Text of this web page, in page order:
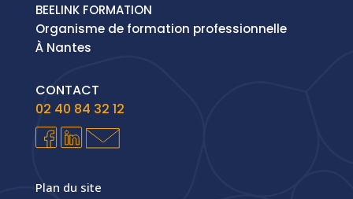
BEELINK FORMATION
Organisme de formation professionnelle
À Nantes
CONTACT
02 40 84 32 12
Plan du site